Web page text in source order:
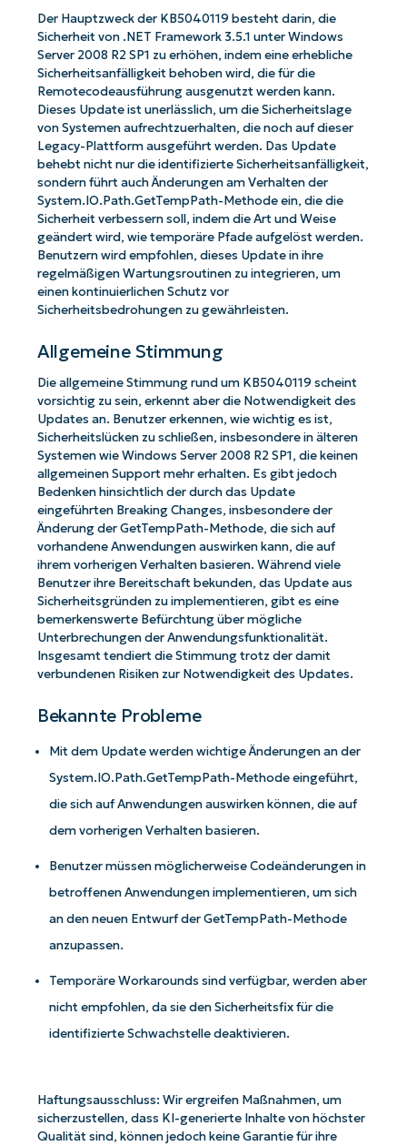
Der Hauptzweck der KB5040119 besteht darin, die
Sicherheit von .NET Framework 3.5.1 unter Windows
Server 2008 R2 SP1 zu erhöhen, indem eine erhebliche
Sicherheitsanfälligkeit behoben wird, die für die
Remotecodeausführung ausgenutzt werden kann.
Dieses Update ist unerlässlich, um die Sicherheitslage
von Systemen aufrechtzuerhalten, die noch auf dieser
Legacy-Plattform ausgeführt werden. Das Update
behebt nicht nur die identifizierte Sicherheitsanfälligkeit,
sondern führt auch Änderungen am Verhalten der
System.IO.Path.GetTempPath-Methode ein, die die
Sicherheit verbessern soll, indem die Art und Weise
geändert wird, wie temporäre Pfade aufgelöst werden.
Benutzern wird empfohlen, dieses Update in ihre
regelmäßigen Wartungsroutinen zu integrieren, um
einen kontinuierlichen Schutz vor
Sicherheitsbedrohungen zu gewährleisten.
Allgemeine Stimmung
Die allgemeine Stimmung rund um KB5040119 scheint
vorsichtig zu sein, erkennt aber die Notwendigkeit des
Updates an. Benutzer erkennen, wie wichtig es ist,
Sicherheitslücken zu schließen, insbesondere in älteren
Systemen wie Windows Server 2008 R2 SP1, die keinen
allgemeinen Support mehr erhalten. Es gibt jedoch
Bedenken hinsichtlich der durch das Update
eingeführten Breaking Changes, insbesondere der
Änderung der GetTempPath-Methode, die sich auf
vorhandene Anwendungen auswirken kann, die auf
ihrem vorherigen Verhalten basieren. Während viele
Benutzer ihre Bereitschaft bekunden, das Update aus
Sicherheitsgründen zu implementieren, gibt es eine
bemerkenswerte Befürchtung über mögliche
Unterbrechungen der Anwendungsfunktionalität.
Insgesamt tendiert die Stimmung trotz der damit
verbundenen Risiken zur Notwendigkeit des Updates.
Bekannte Probleme
Mit dem Update werden wichtige Änderungen an der
System.IO.Path.GetTempPath-Methode eingeführt,
die sich auf Anwendungen auswirken können, die auf
dem vorherigen Verhalten basieren.
Benutzer müssen möglicherweise Codeänderungen in
betroffenen Anwendungen implementieren, um sich
an den neuen Entwurf der GetTempPath-Methode
anzupassen.
Temporäre Workarounds sind verfügbar, werden aber
nicht empfohlen, da sie den Sicherheitsfix für die
identifizierte Schwachstelle deaktivieren.
Haftungsausschluss: Wir ergreifen Maßnahmen, um
sicherzustellen, dass KI-generierte Inhalte von höchster
Qualität sind, können jedoch keine Garantie für ihre
Starten Sie mit NinjaOne AI-gesteuerten
Business
email*